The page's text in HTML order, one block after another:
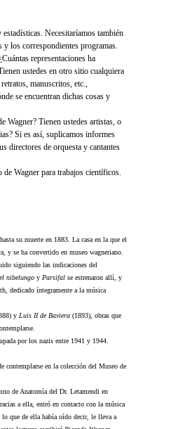
Necesitaríamos también
y los correspondientes programas.
representaciones ha
ustedes en otro sitio cualquiera
manuscritos, etc.,
se encuentran dichas cosas y
Wagner? Tienen ustedes artistas, o
Si es así, suplicamos informes
directores de orquesta y cantantes
Wagner para trabajos científicos.
su muerte en 1883. La casa en la que el
y se ha convertido en museo wagneriano.
siguiendo las indicaciones del
nibelungo y Parsifal se estrenaron allí, y
dedicado íntegramente a la música
y Luis II de Baviera (1893), obras que
por los nazis entre 1941 y 1944.
contemplarse en la colección del Museo de
de Anatomía del Dr. Letamendi en
a ella, entró en contacto con la música
lo que de ella había oído decir, le lleva a